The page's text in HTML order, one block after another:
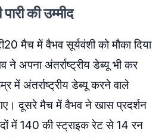
की उम्मीद
मैच में वैभव सूर्यवंशी को मौका दिया
अपना अंतर्राष्ट्रीय डेब्यू भी कर
में अंतर्राष्ट्रीय डेब्यू करने वाले
गए। दूसरे मैच में वैभव ने खास प्रदर्शन
में 140 की स्ट्राइक रेट से 14 रन